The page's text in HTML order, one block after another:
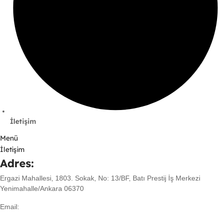
İletişim
Menü
İletişim
Adres:
Ergazi Mahallesi, 1803. Sokak, No: 13/BF, Batı Prestij İş Merkezi
Yenimahalle/Ankara 06370
Email: